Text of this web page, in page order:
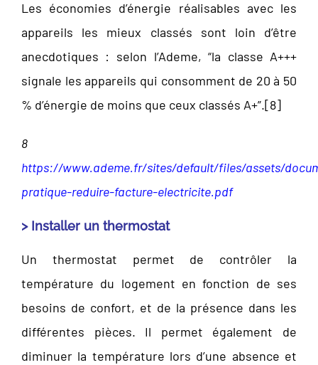
Les économies d’énergie réalisables avec les
appareils les mieux classés sont loin d’être
anecdotiques : selon l’Ademe, “la classe A+++
signale les appareils qui consomment de 20 à 50
% d’énergie de moins que ceux classés A+”.[8]
8
https://www.ademe.fr/sites/default/files/assets/
pratique-reduire-facture-electricite.pdf
> Installer un thermostat
Un thermostat permet de contrôler la
température du logement en fonction de ses
besoins de confort, et de la présence dans les
différentes pièces. Il permet également de
diminuer la température lors d’une absence et